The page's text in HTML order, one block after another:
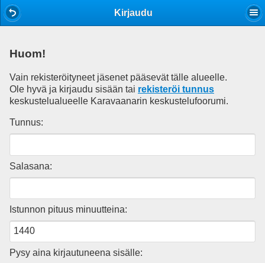
Kirjaudu
Huom!
Vain rekisteröityneet jäsenet pääsevät tälle alueelle.
Ole hyvä ja kirjaudu sisään tai rekisteröi tunnus
keskustelualueelle Karavaanarin keskustelufoorumi.
Tunnus:
Salasana:
Istunnon pituus minuutteina:
Pysy aina kirjautuneena sisälle: